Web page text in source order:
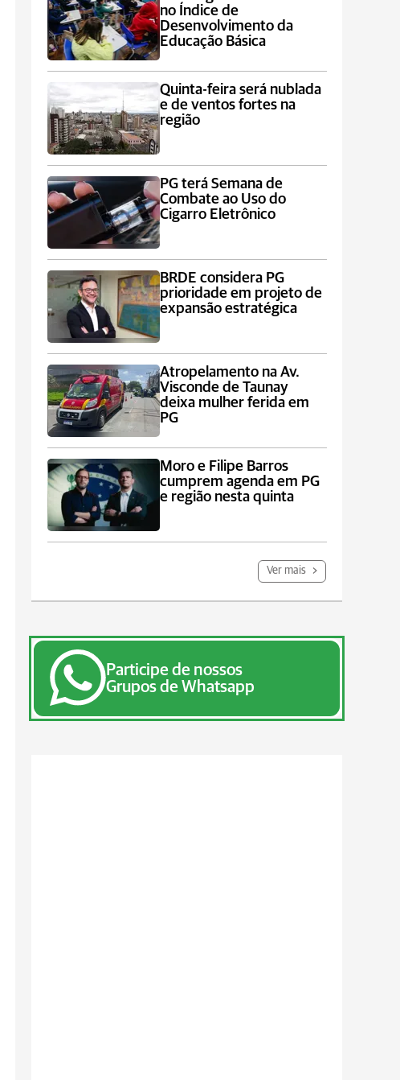
no Índice de
Desenvolvimento da
Educação Básica
Quinta-feira será nublada
e de ventos fortes na
região
PG terá Semana de
Combate ao Uso do
Cigarro Eletrônico
BRDE considera PG
prioridade em projeto de
expansão estratégica
Atropelamento na Av.
Visconde de Taunay
deixa mulher ferida em
PG
Moro e Filipe Barros
cumprem agenda em PG
e região nesta quinta
Ver mais
Participe de nossos
Grupos de Whatsapp